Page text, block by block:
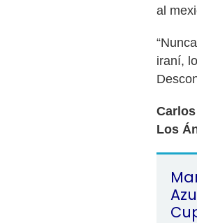
al
iraní,
Los